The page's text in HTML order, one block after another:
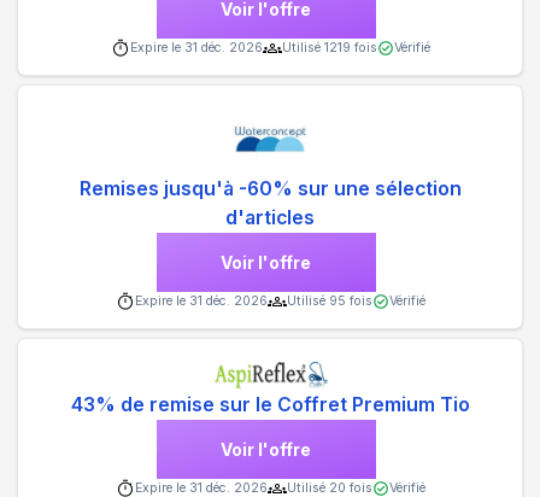
Voir l'offre
Expire le 31 déc. 2026 Utilisé 1219 fois Vérifié
Remises jusqu'à -60% sur une sélection
d'articles
Voir l'offre
Expire le 31 déc. 2026 Utilisé 95 fois Vérifié
43% de remise sur le Coffret Premium Tio
Voir l'offre
Expire le 31 déc. 2026 Utilisé 20 fois Vérifié